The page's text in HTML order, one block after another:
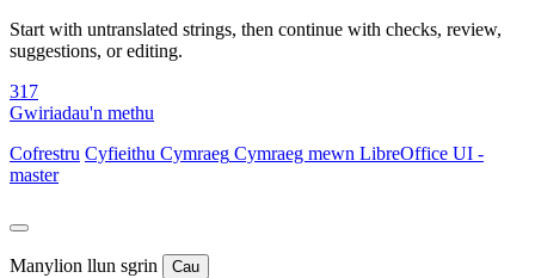
Start with untranslated strings, then continue with checks, review,
suggestions, or editing.
317
Gwiriadau'n methu
Cofrestru Cyfieithu Cymraeg Cymraeg mewn LibreOffice UI -
master
Manylion llun sgrin Cau